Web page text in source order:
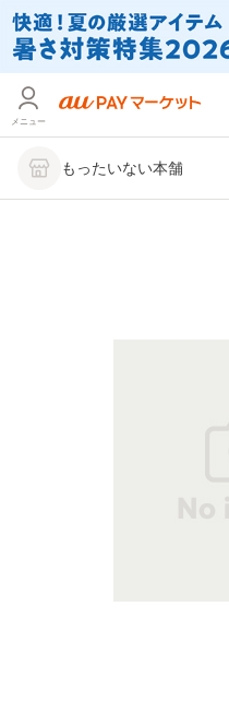
メニュー
もったいない本舗